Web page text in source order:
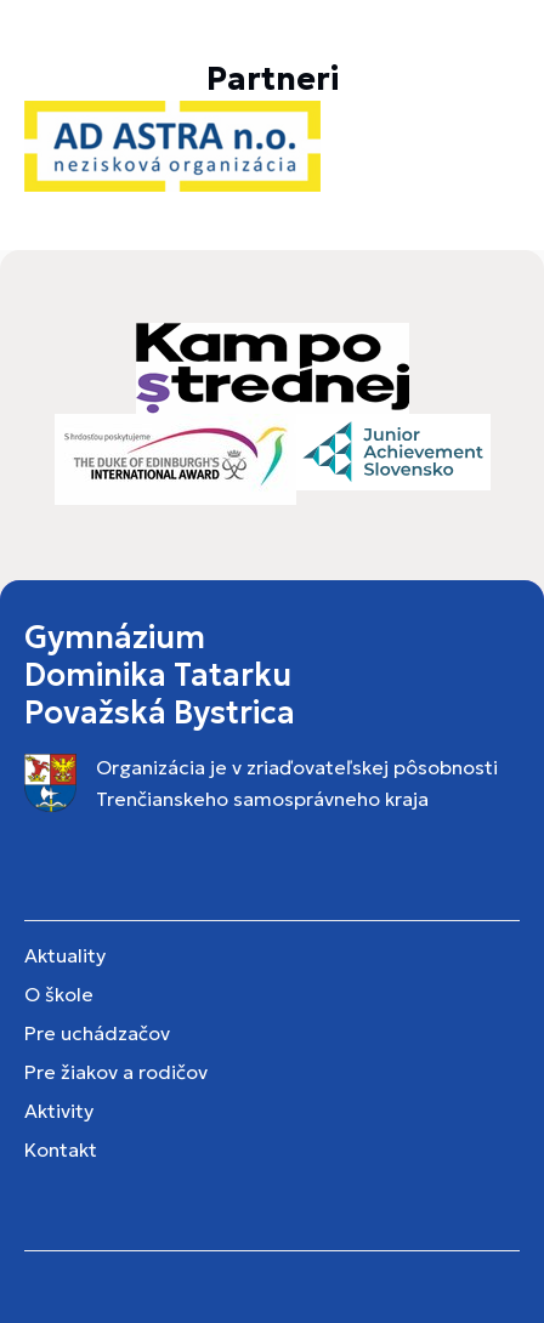
Partneri
Gymnázium
Dominika Tatarku
Považská Bystrica
Organizácia je v zriaďovateľskej pôsobnosti
Trenčianskeho samosprávneho kraja
Aktuality
O škole
Pre uchádzačov
Pre žiakov a rodičov
Aktivity
Kontakt